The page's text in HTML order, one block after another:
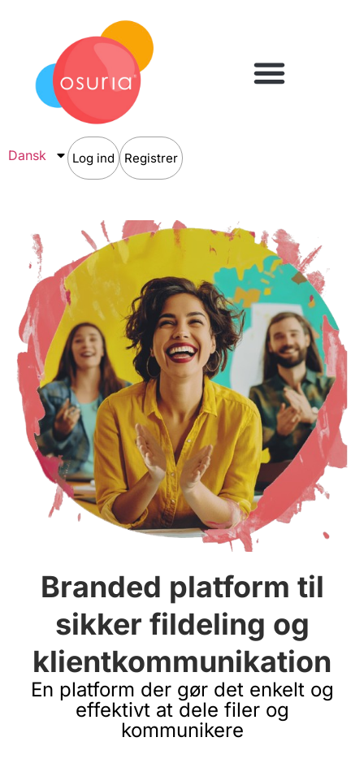
Dansk Log ind Registrer
Branded platform til
sikker fildeling og
klientkommunikation
En platform der gør det enkelt og
effektivt at dele filer og
kommunikere